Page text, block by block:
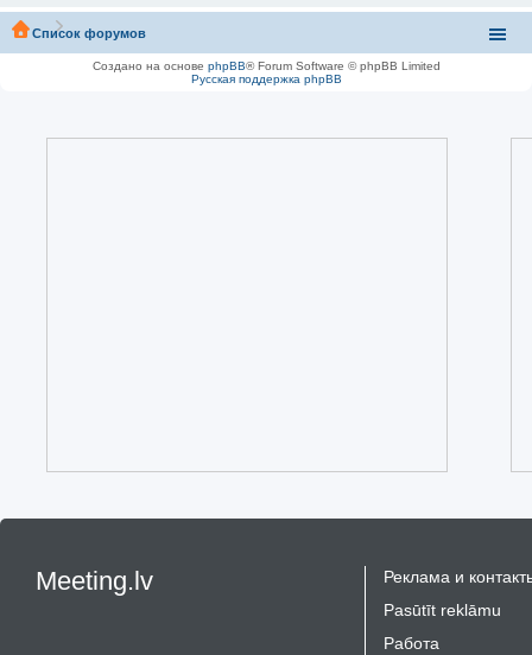
Список форумов
Создано на основе phpBB® Forum Software © phpBB Limited
Русская поддержка phpBB
Meeting.lv
Реклама и
Pasūtīt reklāmu
Работа